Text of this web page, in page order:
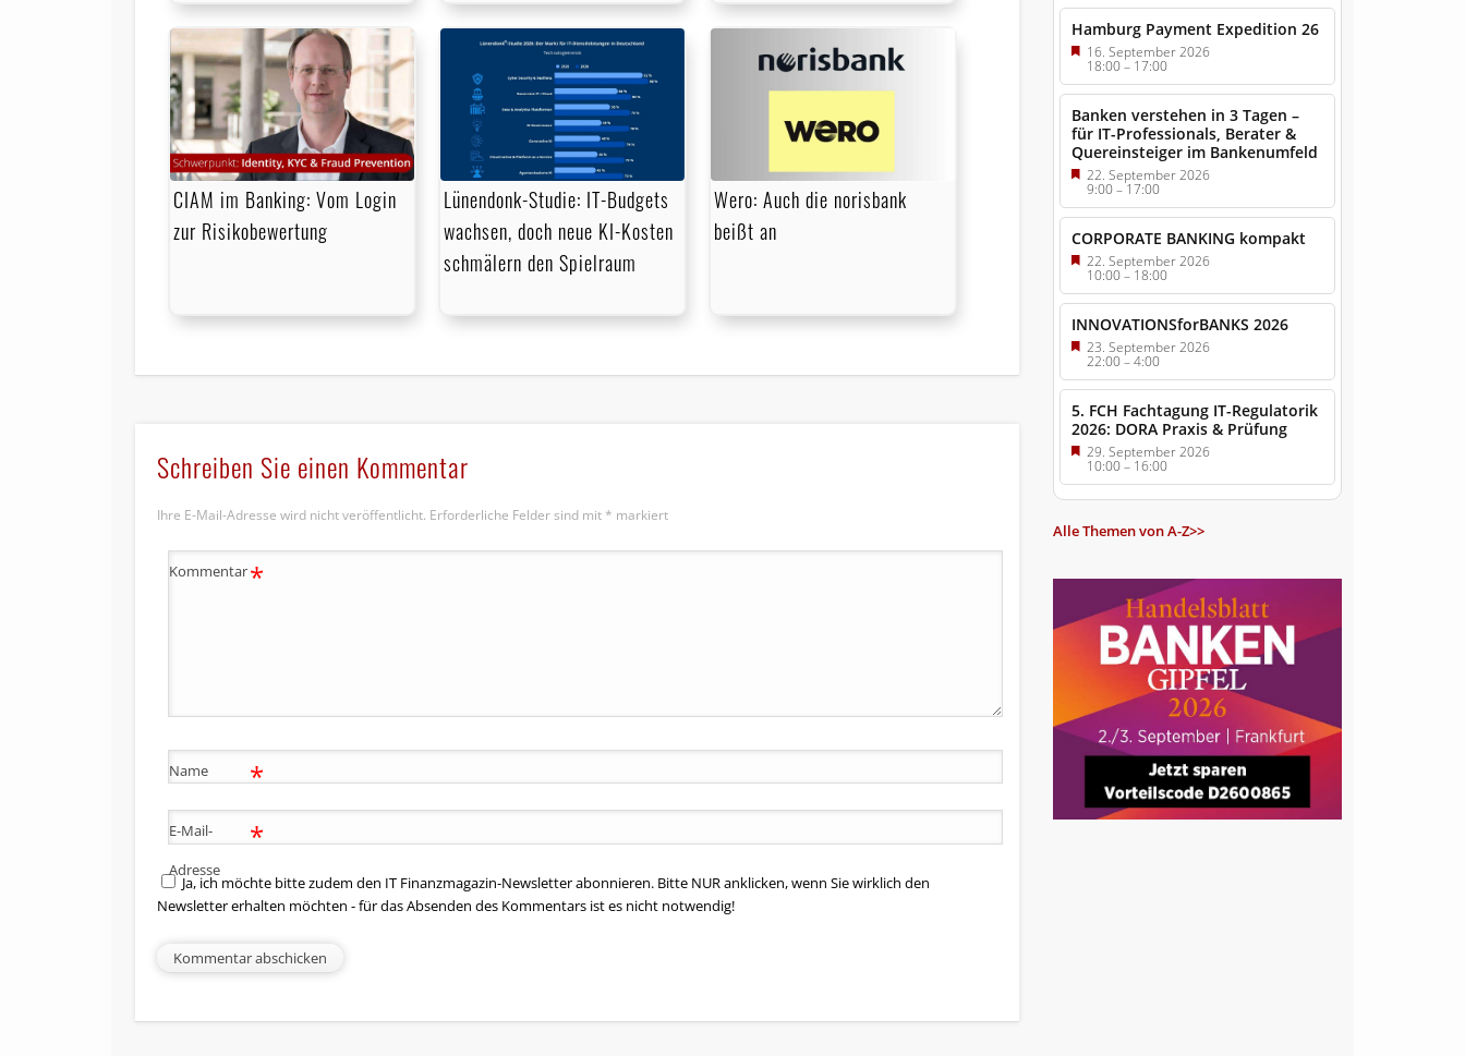
CIAM im Banking: Vom Login
zur Risikobewertung
Lünendonk-Studie: IT-Budgets
wachsen, doch neue KI-Kosten
schmälern den Spielraum
Wero: Auch die norisbank
beißt an
Schreiben Sie einen Kommentar
Ihre E-Mail-Adresse wird nicht veröffentlicht. Erforderliche Felder sind mit * markiert
Kommentar*
Name *
E-Mail-
Adresse
*
Ja, ich möchte bitte zudem den IT Finanzmagazin-Newsletter abonnieren. Bitte NUR anklicken, wenn Sie wirklich den
Newsletter erhalten möchten - für das Absenden des Kommentars ist es nicht notwendig!
Hamburg Payment Expedition 26
16. September 2026
18:00– 17:00
Banken verstehen in 3 Tagen –
für IT-Professionals, Berater &
Quereinsteiger im Bankenumfeld
22. September 2026
9:00–17:00
CORPORATE BANKING kompakt
22. September 2026
10:00– 18:00
INNOVATIONSforBANKS 2026
23. September 2026
22:00–4:00
5. FCH Fachtagung IT-Regulatorik
2026: DORA Praxis & Prüfung
29. September 2026
10:00– 16:00
Alle Themen von A-Z>>